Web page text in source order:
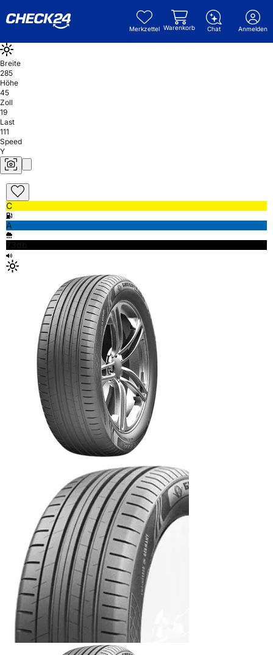
Merkzettel Warenkorb Chat Anmelden
Breite
285
Höhe
45
Zoll
19
Last
111
Speed
Y
C
A
73db